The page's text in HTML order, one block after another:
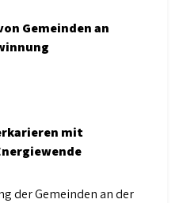
Gemeinden an
mit
der Gemeinden an der